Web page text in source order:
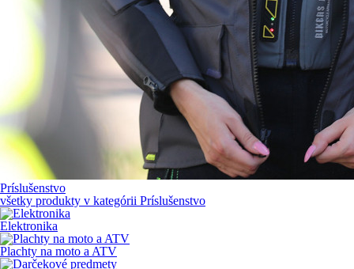
Príslušenstvo
všetky produkty v kategórii Príslušenstvo
Elektronika
Plachty na moto a ATV